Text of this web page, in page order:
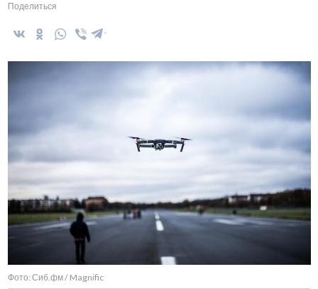
Поделиться
Фото: Сиб.фм / Magnific